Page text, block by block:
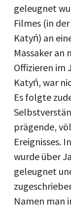
geleugnet
Filmes (in
Katyń) an
Massaker an
Offizieren im
Katyń, war
Es folgte
prägende,
Ereignisses.
wurde über
geleugnet
Namen man